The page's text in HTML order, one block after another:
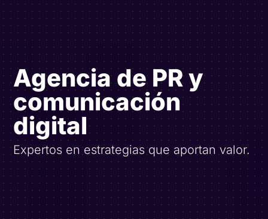
Agencia de PR y
comunicación
digital
Expertos en estrategias que aportan valor.